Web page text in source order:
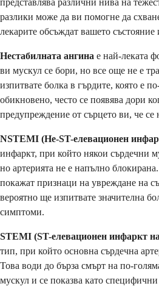
разлики може да ви помогне да
лекарите обсъждат вашето
Нестабилната ангина е най-леката
ви мускул се бори, но все още не е
изпитвате болка в гърдите, която е
обикновено, често се появява дори
предупреждение от сърцето ви, че
NSTEMI (Не-ST-елевационен
инфаркт, при който някои сърдечни
но артерията не е напълно
покажат признаци на увреждане на
вероятно ще изпитвате значителна
симптоми.
STEMI (ST-елевационен инфаркт
тип, при който основна сърдечна
Това води до бърза смърт на по-
мускул и се показва като